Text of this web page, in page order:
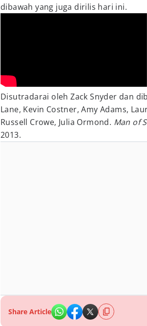
dibawah yang juga dirilis hari ini.
Disutradarai oleh Zack Snyder dan
Lane, Kevin Costner, Amy Adams,
Russell Crowe, Julia Ormond. Man of
2013.
Share Article